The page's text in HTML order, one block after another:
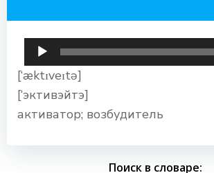
Аудиоплеер
[‘æktɪveɪtə]
[‘эктивэйтэ]
активатор; возбудитель
Поиск в словаре: